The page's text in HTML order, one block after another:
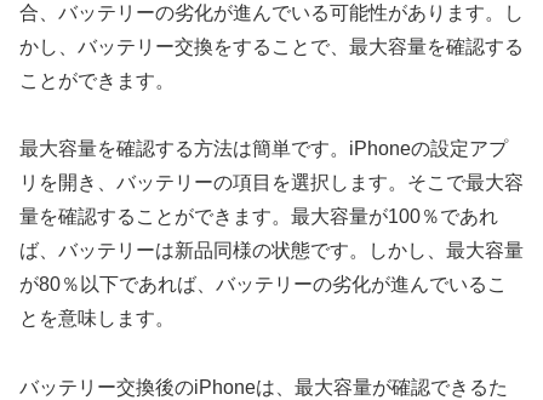
合、バッテリーの劣化が進んでいる可能性があります。し
かし、バッテリー交換をすることで、最大容量を確認する
ことができます。
最大容量を確認する方法は簡単です。iPhoneの設定アプ
リを開き、バッテリーの項目を選択します。そこで最大容
量を確認することができます。最大容量が100％であれ
ば、バッテリーは新品同様の状態です。しかし、最大容量
が80％以下であれば、バッテリーの劣化が進んでいるこ
とを意味します。
バッテリー交換後のiPhoneは、最大容量が確認できるた